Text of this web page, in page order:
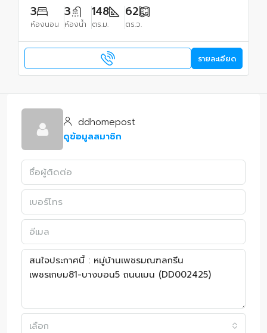
3
ห้องนอน
3
ห้องน้ำ
148
ตร.ม.
62
ตร.ว.
รายละเอียด
ddhomepost
ดูข้อมูลสมาชิก
เลือก